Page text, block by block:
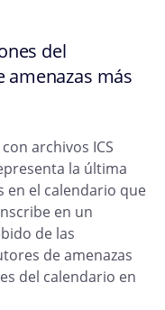
del
amenazas más
archivos ICS
la última
en el calendario que
en un
de las
de amenazas
del calendario en